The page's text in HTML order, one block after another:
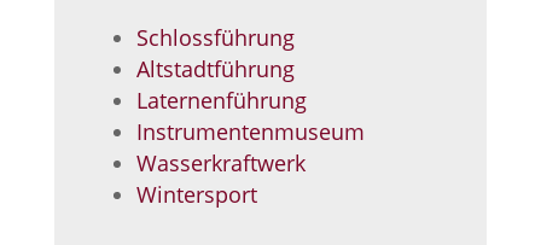
Schlossführung
Altstadtführung
Laternenführung
Instrumentenmuseum
Wasserkraftwerk
Wintersport